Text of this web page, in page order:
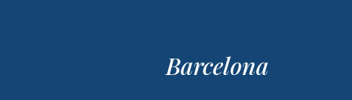
Barcelona